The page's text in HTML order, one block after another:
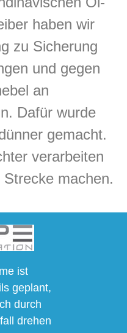
haben wir
zu Sicherung
und gegen
an
Dafür wurde
gemacht.
verarbeiten
machen.
ist
geplant,
durch
drehen